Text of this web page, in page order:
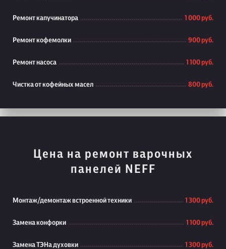
Ремонт капучинатора 1 000 руб.
Ремонт кофемолки 900 руб.
Ремонт насоса 1 100 руб.
Чистка от кофейных масел 800 руб.
Цена на ремонт варочных
панелей NEFF
Монтаж/демонтаж встроенной техники 1 300 руб.
Замена конфорки 1 100 руб.
Замена ТЭНа духовки 1 300 руб.